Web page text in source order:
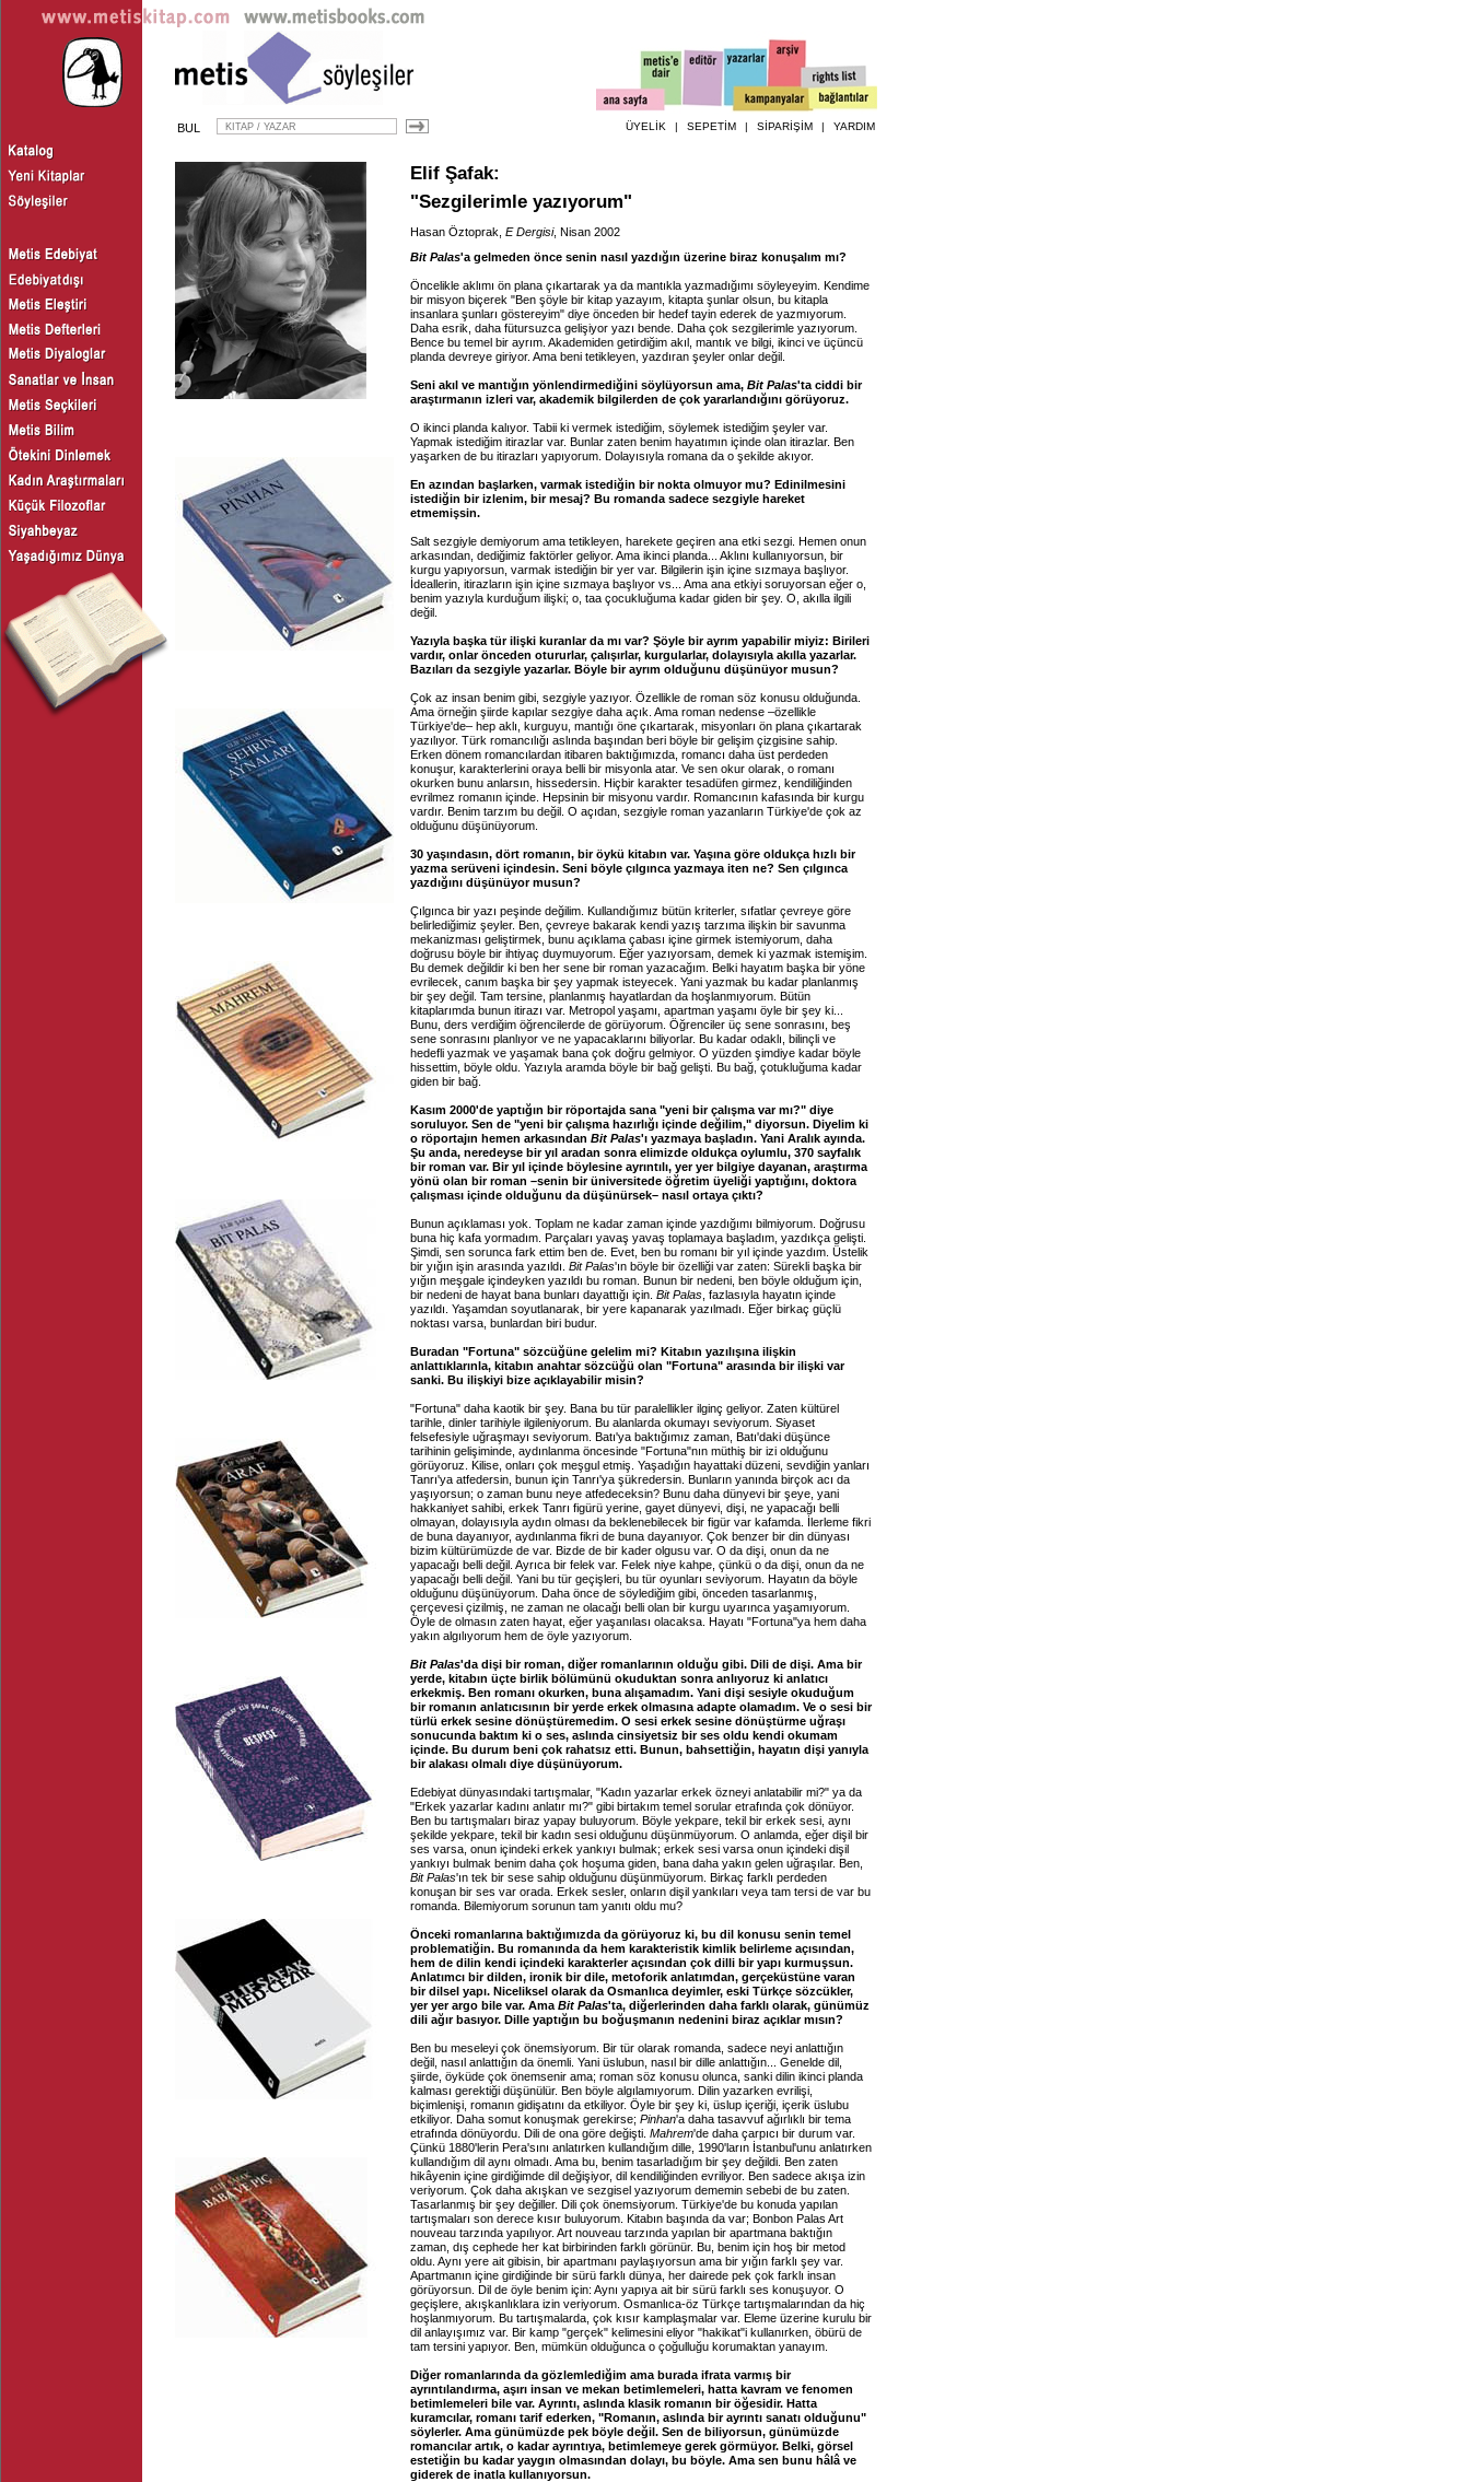
BUL ÜYELİK | SEPETİM | SİPARİŞİM | YARDIM
Elif Şafak:
"Sezgilerimle yazıyorum"
Hasan Öztoprak, E Dergisi, Nisan 2002
Bit Palas'a gelmeden önce senin nasıl yazdığın üzerine biraz konuşalım mı?
Öncelikle aklımı ön plana çıkartarak ya da mantıkla yazmadığımı söyleyeyim. Kendime
bir misyon biçerek "Ben şöyle bir kitap yazayım, kitapta şunlar olsun, bu kitapla
insanlara şunları göstereyim" diye önceden bir hedef tayin ederek de yazmıyorum.
Daha esrik, daha fütursuzca gelişiyor yazı bende. Daha çok sezgilerimle yazıyorum.
Bence bu temel bir ayrım. Akademiden getirdiğim akıl, mantık ve bilgi, ikinci ve üçüncü
planda devreye giriyor. Ama beni tetikleyen, yazdıran şeyler onlar değil.
Seni akıl ve mantığın yönlendirmediğini söylüyorsun ama, Bit Palas'ta ciddi bir
araştırmanın izleri var, akademik bilgilerden de çok yararlandığını görüyoruz.
O ikinci planda kalıyor. Tabii ki vermek istediğim, söylemek istediğim şeyler var.
Yapmak istediğim itirazlar var. Bunlar zaten benim hayatımın içinde olan itirazlar. Ben
yaşarken de bu itirazları yapıyorum. Dolayısıyla romana da o şekilde akıyor.
En azından başlarken, varmak istediğin bir nokta olmuyor mu? Edinilmesini
istediğin bir izlenim, bir mesaj? Bu romanda sadece sezgiyle hareket
etmemişsin.
Salt sezgiyle demiyorum ama tetikleyen, harekete geçiren ana etki sezgi. Hemen onun
arkasından, dediğimiz faktörler geliyor. Ama ikinci planda... Aklını kullanıyorsun, bir
kurgu yapıyorsun, varmak istediğin bir yer var. Bilgilerin işin içine sızmaya başlıyor.
İdeallerin, itirazların işin içine sızmaya başlıyor vs... Ama ana etkiyi soruyorsan eğer o,
benim yazıyla kurduğum ilişki; o, taa çocukluğuma kadar giden bir şey. O, akılla ilgili
değil.
Yazıyla başka tür ilişki kuranlar da mı var? Şöyle bir ayrım yapabilir miyiz: Birileri
vardır, onlar önceden otururlar, çalışırlar, kurgularlar, dolayısıyla akılla yazarlar.
Bazıları da sezgiyle yazarlar. Böyle bir ayrım olduğunu düşünüyor musun?
Çok az insan benim gibi, sezgiyle yazıyor. Özellikle de roman söz konusu olduğunda.
Ama örneğin şiirde kapılar sezgiye daha açık. Ama roman nedense –özellikle
Türkiye'de– hep aklı, kurguyu, mantığı öne çıkartarak, misyonları ön plana çıkartarak
yazılıyor. Türk romancılığı aslında başından beri böyle bir gelişim çizgisine sahip.
Erken dönem romancılardan itibaren baktığımızda, romancı daha üst perdeden
konuşur, karakterlerini oraya belli bir misyonla atar. Ve sen okur olarak, o romanı
okurken bunu anlarsın, hissedersin. Hiçbir karakter tesadüfen girmez, kendiliğinden
evrilmez romanın içinde. Hepsinin bir misyonu vardır. Romancının kafasında bir kurgu
vardır. Benim tarzım bu değil. O açıdan, sezgiyle roman yazanların Türkiye'de çok az
olduğunu düşünüyorum.
30 yaşındasın, dört romanın, bir öykü kitabın var. Yaşına göre oldukça hızlı bir
yazma serüveni içindesin. Seni böyle çılgınca yazmaya iten ne? Sen çılgınca
yazdığını düşünüyor musun?
Çılgınca bir yazı peşinde değilim. Kullandığımız bütün kriterler, sıfatlar çevreye göre
belirlediğimiz şeyler. Ben, çevreye bakarak kendi yazış tarzıma ilişkin bir savunma
mekanizması geliştirmek, bunu açıklama çabası içine girmek istemiyorum, daha
doğrusu böyle bir ihtiyaç duymuyorum. Eğer yazıyorsam, demek ki yazmak istemişim.
Bu demek değildir ki ben her sene bir roman yazacağım. Belki hayatım başka bir yöne
evrilecek, canım başka bir şey yapmak isteyecek. Yani yazmak bu kadar planlanmış
bir şey değil. Tam tersine, planlanmış hayatlardan da hoşlanmıyorum. Bütün
kitaplarımda bunun itirazı var. Metropol yaşamı, apartman yaşamı öyle bir şey ki...
Bunu, ders verdiğim öğrencilerde de görüyorum. Öğrenciler üç sene sonrasını, beş
sene sonrasını planlıyor ve ne yapacaklarını biliyorlar. Bu kadar odaklı, bilinçli ve
hedefli yazmak ve yaşamak bana çok doğru gelmiyor. O yüzden şimdiye kadar böyle
hissettim, böyle oldu. Yazıyla aramda böyle bir bağ gelişti. Bu bağ, çotukluğuma kadar
giden bir bağ.
Kasım 2000'de yaptığın bir röportajda sana "yeni bir çalışma var mı?" diye
soruluyor. Sen de "yeni bir çalışma hazırlığı içinde değilim," diyorsun. Diyelim ki
o röportajın hemen arkasından Bit Palas'ı yazmaya başladın. Yani Aralık ayında.
Şu anda, neredeyse bir yıl aradan sonra elimizde oldukça oylumlu, 370 sayfalık
bir roman var. Bir yıl içinde böylesine ayrıntılı, yer yer bilgiye dayanan, araştırma
yönü olan bir roman –senin bir üniversitede öğretim üyeliği yaptığını, doktora
çalışması içinde olduğunu da düşünürsek– nasıl ortaya çıktı?
Bunun açıklaması yok. Toplam ne kadar zaman içinde yazdığımı bilmiyorum. Doğrusu
buna hiç kafa yormadım. Parçaları yavaş yavaş toplamaya başladım, yazdıkça gelişti.
Şimdi, sen sorunca fark ettim ben de. Evet, ben bu romanı bir yıl içinde yazdım. Üstelik
bir yığın işin arasında yazıldı. Bit Palas'ın böyle bir özelliği var zaten: Sürekli başka bir
yığın meşgale içindeyken yazıldı bu roman. Bunun bir nedeni, ben böyle olduğum için,
bir nedeni de hayat bana bunları dayattığı için. Bit Palas , fazlasıyla hayatın içinde
yazıldı. Yaşamdan soyutlanarak, bir yere kapanarak yazılmadı. Eğer birkaç güçlü
noktası varsa, bunlardan biri budur.
Buradan "Fortuna" sözcüğüne gelelim mi? Kitabın yazılışına ilişkin
anlattıklarınla, kitabın anahtar sözcüğü olan "Fortuna" arasında bir ilişki var
sanki. Bu ilişkiyi bize açıklayabilir misin?
"Fortuna" daha kaotik bir şey. Bana bu tür paralellikler ilginç geliyor. Zaten kültürel
tarihle, dinler tarihiyle ilgileniyorum. Bu alanlarda okumayı seviyorum. Siyaset
felsefesiyle uğraşmayı seviyorum. Batı'ya baktığımız zaman, Batı'daki düşünce
tarihinin gelişiminde, aydınlanma öncesinde "Fortuna"nın müthiş bir izi olduğunu
görüyoruz. Kilise, onları çok meşgul etmiş. Yaşadığın hayattaki düzeni, sevdiğin yanları
Tanrı'ya atfedersin, bunun için Tanrı'ya şükredersin. Bunların yanında birçok acı da
yaşıyorsun; o zaman bunu neye atfedeceksin? Bunu daha dünyevi bir şeye, yani
hakkaniyet sahibi, erkek Tanrı figürü yerine, gayet dünyevi, dişi, ne yapacağı belli
olmayan, dolayısıyla aydın olması da beklenebilecek bir figür var kafamda. İlerleme fikri
de buna dayanıyor, aydınlanma fikri de buna dayanıyor. Çok benzer bir din dünyası
bizim kültürümüzde de var. Bizde de bir kader olgusu var. O da dişi, onun da ne
yapacağı belli değil. Ayrıca bir felek var. Felek niye kahpe, çünkü o da dişi, onun da ne
yapacağı belli değil. Yani bu tür geçişleri, bu tür oyunları seviyorum. Hayatın da böyle
olduğunu düşünüyorum. Daha önce de söylediğim gibi, önceden tasarlanmış,
çerçevesi çizilmiş, ne zaman ne olacağı belli olan bir kurgu uyarınca yaşamıyorum.
Öyle de olmasın zaten hayat, eğer yaşanılası olacaksa. Hayatı "Fortuna"ya hem daha
yakın algılıyorum hem de öyle yazıyorum.
Bit Palas'da dişi bir roman, diğer romanlarının olduğu gibi. Dili de dişi. Ama bir
yerde, kitabın üçte birlik bölümünü okuduktan sonra anlıyoruz ki anlatıcı
erkekmiş. Ben romanı okurken, buna alışamadım. Yani dişi sesiyle okuduğum
bir romanın anlatıcısının bir yerde erkek olmasına adapte olamadım. Ve o sesi bir
türlü erkek sesine dönüştüremedim. O sesi erkek sesine dönüştürme uğraşı
sonucunda baktım ki o ses, aslında cinsiyetsiz bir ses oldu kendi okumam
içinde. Bu durum beni çok rahatsız etti. Bunun, bahsettiğin, hayatın dişi yanıyla
bir alakası olmalı diye düşünüyorum.
Edebiyat dünyasındaki tartışmalar, "Kadın yazarlar erkek özneyi anlatabilir mi?" ya da
"Erkek yazarlar kadını anlatır mı?" gibi birtakım temel sorular etrafında çok dönüyor.
Ben bu tartışmaları biraz yapay buluyorum. Böyle yekpare, tekil bir erkek sesi, aynı
şekilde yekpare, tekil bir kadın sesi olduğunu düşünmüyorum. O anlamda, eğer dişil bir
ses varsa, onun içindeki erkek yankıyı bulmak; erkek sesi varsa onun içindeki dişil
yankıyı bulmak benim daha çok hoşuma giden, bana daha yakın gelen uğraşılar. Ben,
Bit Palas'ın tek bir sese sahip olduğunu düşünmüyorum. Birkaç farklı perdeden
konuşan bir ses var orada. Erkek sesler, onların dişil yankıları veya tam tersi de var bu
romanda. Bilemiyorum sorunun tam yanıtı oldu mu?
Önceki romanlarına baktığımızda da görüyoruz ki, bu dil konusu senin temel
problematiğin. Bu romanında da hem karakteristik kimlik belirleme açısından,
hem de dilin kendi içindeki karakterler açısından çok dilli bir yapı kurmuşsun.
Anlatımcı bir dilden, ironik bir dile, metoforik anlatımdan, gerçeküstüne varan
bir dilsel yapı. Niceliksel olarak da Osmanlıca deyimler, eski Türkçe sözcükler,
yer yer argo bile var. Ama Bit Palas'ta, diğerlerinden daha farklı olarak, günümüz
dili ağır basıyor. Dille yaptığın bu boğuşmanın nedenini biraz açıklar mısın?
Ben bu meseleyi çok önemsiyorum. Bir tür olarak romanda, sadece neyi anlattığın
değil, nasıl anlattığın da önemli. Yani üslubun, nasıl bir dille anlattığın... Genelde dil,
şiirde, öyküde çok önemsenir ama; roman söz konusu olunca, sanki dilin ikinci planda
kalması gerektiği düşünülür. Ben böyle algılamıyorum. Dilin yazarken evrilişi,
biçimlenişi, romanın gidişatını da etkiliyor. Öyle bir şey ki, üslup içeriği, içerik üslubu
etkiliyor. Daha somut konuşmak gerekirse; Pinhan'a daha tasavvuf ağırlıklı bir tema
etrafında dönüyordu. Dili de ona göre değişti. Mahrem'de daha çarpıcı bir durum var.
Çünkü 1880'lerin Pera'sını anlatırken kullandığım dille, 1990'ların İstanbul'unu anlatırken
kullandığım dil aynı olmadı. Ama bu, benim tasarladığım bir şey değildi. Ben zaten
hikâyenin içine girdiğimde dil değişiyor, dil kendiliğinden evriliyor. Ben sadece akışa izin
veriyorum. Çok daha akışkan ve sezgisel yazıyorum dememin sebebi de bu zaten.
Tasarlanmış bir şey değiller. Dili çok önemsiyorum. Türkiye'de bu konuda yapılan
tartışmaları son derece kısır buluyorum. Kitabın başında da var; Bonbon Palas Art
nouveau tarzında yapılıyor. Art nouveau tarzında yapılan bir apartmana baktığın
zaman, dış cephede her kat birbirinden farklı görünür. Bu, benim için hoş bir metod
oldu. Aynı yere ait gibisin, bir apartmanı paylaşıyorsun ama bir yığın farklı şey var.
Apartmanın içine girdiğinde bir sürü farklı dünya, her dairede pek çok farklı insan
görüyorsun. Dil de öyle benim için: Aynı yapıya ait bir sürü farklı ses konuşuyor. O
geçişlere, akışkanlıklara izin veriyorum. Osmanlıca-öz Türkçe tartışmalarından da hiç
hoşlanmıyorum. Bu tartışmalarda, çok kısır kamplaşmalar var. Eleme üzerine kurulu bir
dil anlayışımız var. Bir kamp "gerçek" kelimesini eliyor "hakikat"i kullanırken, öbürü de
tam tersini yapıyor. Ben, mümkün olduğunca o çoğulluğu korumaktan yanayım.
Diğer romanlarında da gözlemlediğim ama burada ifrata varmış bir
ayrıntılandırma, aşırı insan ve mekan betimlemeleri, hatta kavram ve fenomen
betimlemeleri bile var. Ayrıntı, aslında klasik romanın bir öğesidir. Hatta
kuramcılar, romanı tarif ederken, "Romanın, aslında bir ayrıntı sanatı olduğunu"
söylerler. Ama günümüzde pek böyle değil. Sen de biliyorsun, günümüzde
romancılar artık, o kadar ayrıntıya, betimlemeye gerek görmüyor. Belki, görsel
estetiğin bu kadar yaygın olmasından dolayı, bu böyle. Ama sen bunu hâlâ ve
giderek de inatla kullanıyorsun.